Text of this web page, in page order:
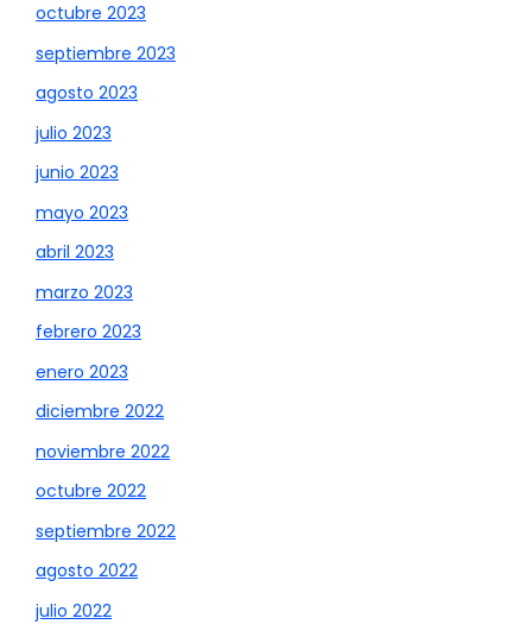
octubre 2023
septiembre 2023
agosto 2023
julio 2023
junio 2023
mayo 2023
abril 2023
marzo 2023
febrero 2023
enero 2023
diciembre 2022
noviembre 2022
octubre 2022
septiembre 2022
agosto 2022
julio 2022